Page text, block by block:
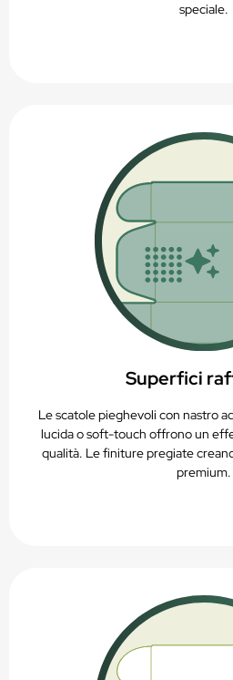
speciale.
Superfici
Le scatole pieghevoli con nastro
lucida o soft-touch offrono un
qualità. Le finiture pregiate
premium.